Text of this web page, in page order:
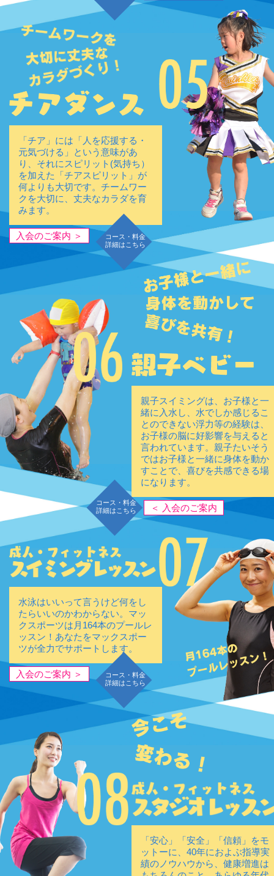
「チア」には「人を応援する・
元気づける」という意味があ
り、それにスピリット(気持ち）
を加えた「チアスピリット」が
何よりも大切です。チームワー
クを大切に、丈夫なカラダを育
みます。
コース・料金
詳細はこちら
入会のご案内 ＞
親子スイミングは、お子様と一
緒に入水し、水でしか感じるこ
とのできない浮力等の経験は、
お子様の脳に好影響を与えると
言われています。親子たいそう
ではお子様と一緒に身体を動か
すことで、喜びを共感できる場
になります。
コース・料金
詳細はこちら
＜ 入会のご案内
水泳はいいって言うけど何をし
たらいいのかわからない。マッ
クスポーツは月164本のプールレ
ッスン！あなたをマックスポー
ツが全力でサポートします。
コース・料金
詳細はこちら
入会のご案内 ＞
「安心」「安全」「信頼」をモ
ットーに、40年におよぶ指導実
績のノウハウから、健康増進は